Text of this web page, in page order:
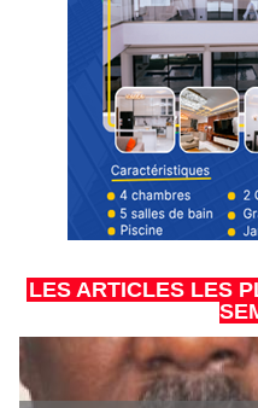
LES ARTICLES LES